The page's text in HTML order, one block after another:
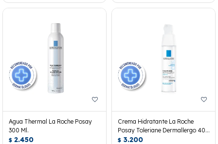
Agua Thermal La Roche Posay
300 Ml.
$ 2.450
Crema Hidratante La Roche
Posay Toleriane Dermallergo 40
Ml.
$ 3.200